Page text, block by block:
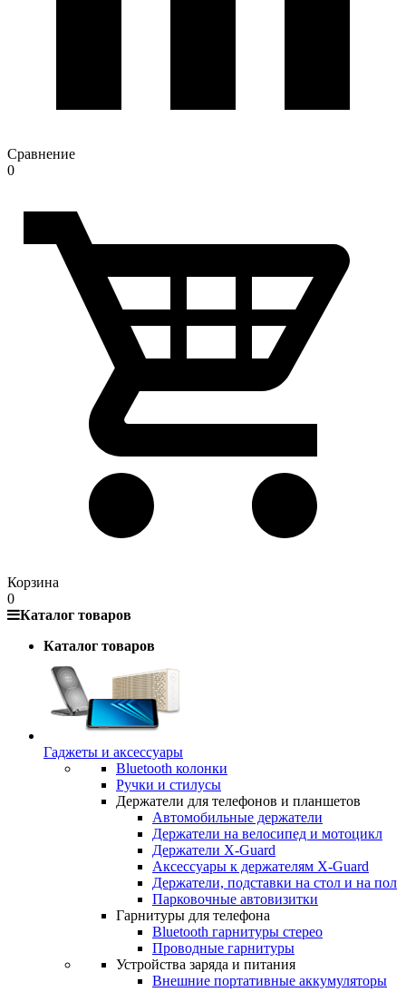
Сравнение
0
Корзина
0
Каталог товаров
Каталог товаров
Гаджеты и аксессуары
Bluetooth колонки
Ручки и стилусы
Держатели для телефонов и планшетов
Автомобильные держатели
Держатели на велосипед и мотоцикл
Держатели X-Guard
Аксессуары к держателям X-Guard
Держатели, подставки на стол и на пол
Парковочные автовизитки
Гарнитуры для телефона
Bluetooth гарнитуры стерео
Проводные гарнитуры
Устройства заряда и питания
Внешние портативные аккумуляторы